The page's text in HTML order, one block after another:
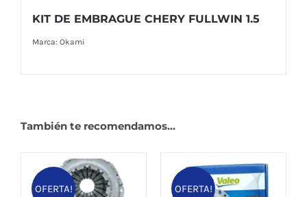
KIT DE EMBRAGUE CHERY FULLWIN 1.5
Marca: Okami
También te recomendamos…
OFERTA! OFERTA!